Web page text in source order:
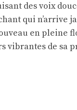
des voix
qui n’arrive
en pleine
vibrantes de sa